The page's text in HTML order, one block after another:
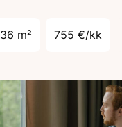
36 m² 755 €/kk